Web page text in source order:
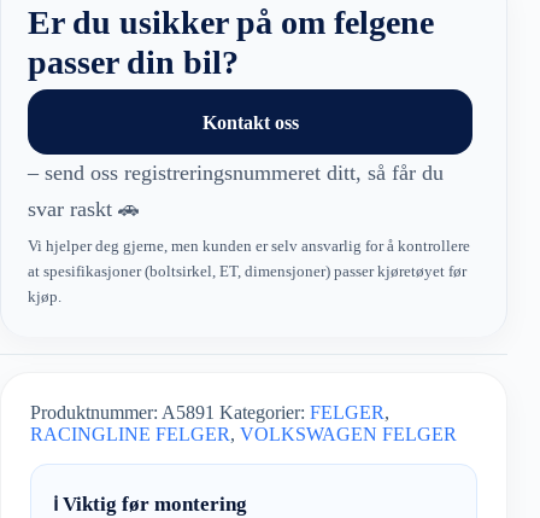
antallEr du usikker på om felgene
passer din bil?
Kontakt oss
– send oss registreringsnummeret ditt, så får du
svar raskt 🚗
Vi hjelper deg gjerne, men kunden er selv ansvarlig for å kontrollere
at spesifikasjoner (boltsirkel, ET, dimensjoner) passer kjøretøyet før
kjøp.
Produktnummer: A5891 Kategorier: FELGER,
RACINGLINE FELGER, VOLKSWAGEN FELGER
ℹ️ Viktig før montering